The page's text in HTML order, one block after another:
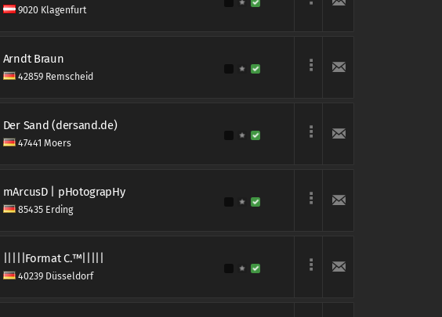
9020 Klagenfurt
Arndt Braun
42859 Remscheid
Der Sand (dersand.de)
47441 Moers
mArcusD | pHotograpHy
85435 Erding
|||||Format C.™|||||
40239 Düsseldorf